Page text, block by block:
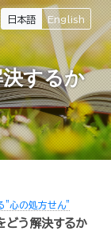
日本語 English
するか
"心の処方せん"
どう解決するか